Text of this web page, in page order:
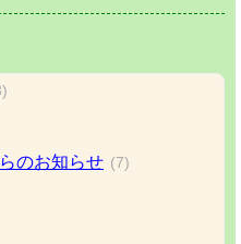
のお知らせ (7)